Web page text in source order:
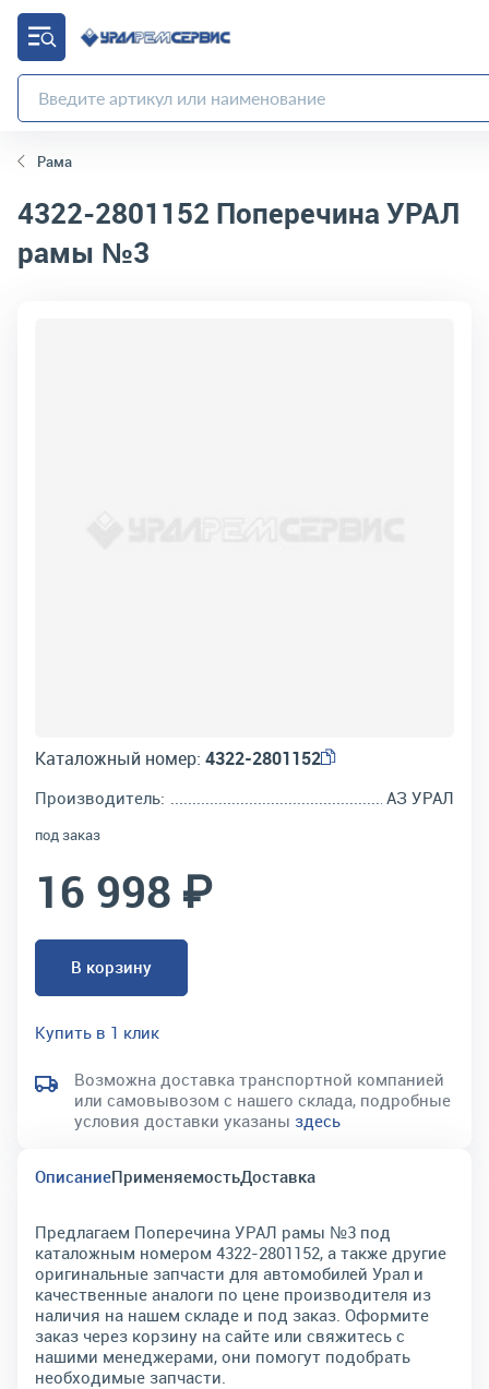
Рама
4322-2801152 Поперечина УРАЛ
рамы №3
Каталожный номер: 4322-2801152
Производитель: АЗ УРАЛ
под заказ
16 998 ₽
В корзину
Купить в 1 клик
Возможна доставка транспортной компанией
или самовывозом с нашего склада, подробные
условия доставки указаны здесь
ОписаниеПрименяемостьДоставка
Предлагаем Поперечина УРАЛ рамы №3 под
каталожным номером 4322-2801152, а также другие
оригинальные запчасти для автомобилей Урал и
качественные аналоги по цене производителя из
наличия на нашем складе и под заказ. Оформите
заказ через корзину на сайте или свяжитесь с
нашими менеджерами, они помогут подобрать
необходимые запчасти.